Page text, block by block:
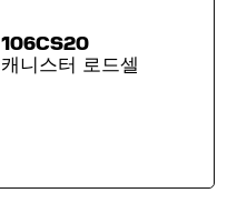
106CS20
캐니스터 로드셀